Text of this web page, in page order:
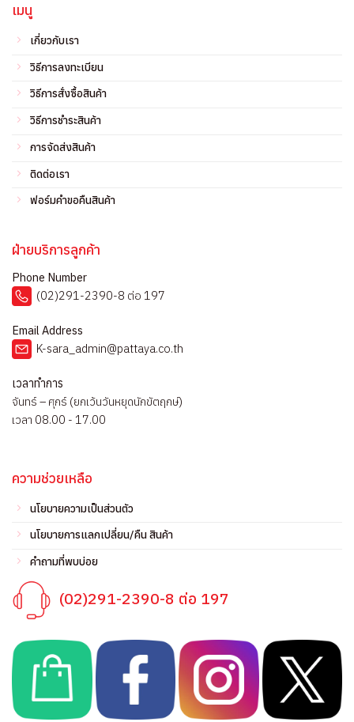
เมนู
เกี่ยวกับเรา
วิธีการลงทะเบียน
วิธีการสั่งซื้อสินค้า
วิธีการชำระสินค้า
การจัดส่งสินค้า
ติดต่อเรา
ฟอร์มคำขอคืนสินค้า
ฝ่ายบริการลูกค้า
Phone Number
(02)291-2390-8 ต่อ 197
Email Address
K-sara_admin@pattaya.co.th
เวลาทำการ
จันทร์ – ศุกร์ (ยกเว้นวันหยุดนักขัตฤกษ์)
เวลา 08.00 - 17.00
ความช่วยเหลือ
นโยบายความเป็นส่วนตัว
นโยบายการแลกเปลี่ยน/คืน สินค้า
คำถามที่พบบ่อย
(02)291-2390-8 ต่อ 197